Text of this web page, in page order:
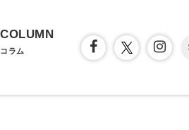
COLUMN
コラム